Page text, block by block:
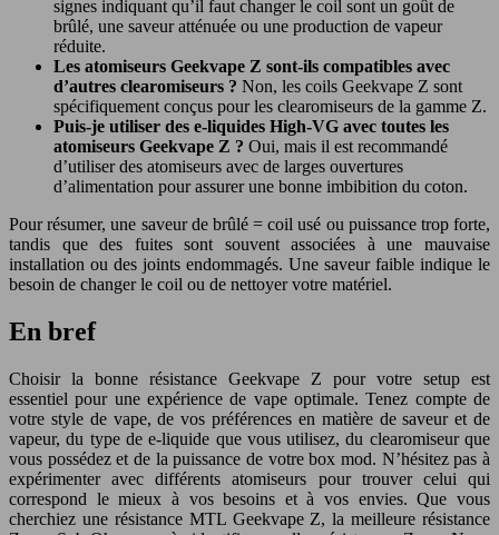
signes indiquant qu’il faut changer le coil sont un goût de
brûlé, une saveur atténuée ou une production de vapeur
réduite.
Les atomiseurs Geekvape Z sont-ils compatibles avec
d’autres clearomiseurs ? Non, les coils Geekvape Z sont
spécifiquement conçus pour les clearomiseurs de la gamme Z.
Puis-je utiliser des e-liquides High-VG avec toutes les
atomiseurs Geekvape Z ? Oui, mais il est recommandé
d’utiliser des atomiseurs avec de larges ouvertures
d’alimentation pour assurer une bonne imbibition du coton.
Pour résumer, une saveur de brûlé = coil usé ou puissance trop forte,
tandis que des fuites sont souvent associées à une mauvaise
installation ou des joints endommagés. Une saveur faible indique le
besoin de changer le coil ou de nettoyer votre matériel.
En bref
Choisir la bonne résistance Geekvape Z pour votre setup est
essentiel pour une expérience de vape optimale. Tenez compte de
votre style de vape, de vos préférences en matière de saveur et de
vapeur, du type de e-liquide que vous utilisez, du clearomiseur que
vous possédez et de la puissance de votre box mod. N’hésitez pas à
expérimenter avec différents atomiseurs pour trouver celui qui
correspond le mieux à vos besoins et à vos envies. Que vous
cherchiez une résistance MTL Geekvape Z, la meilleure résistance